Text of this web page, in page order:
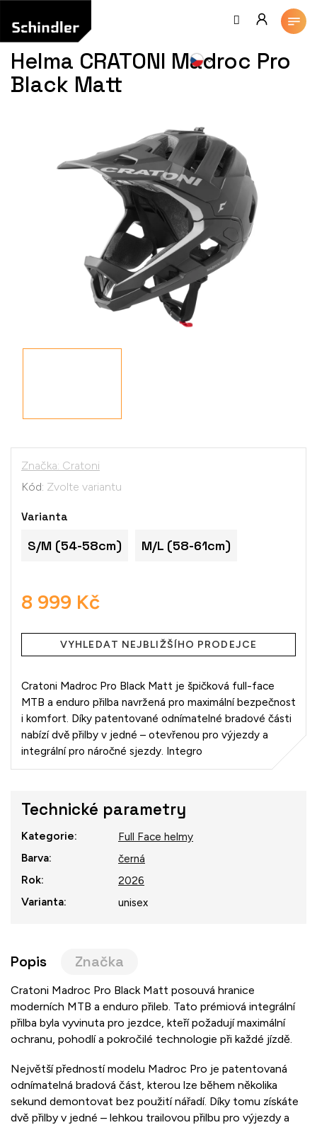
obsah
Helma CRATONI Madroc Pro
Black Matt
Značka: Cratoni
Kód: Zvolte variantu
8 999 Kč
cena:
VYHLEDAT NEJBLIŽŠÍHO PRODEJCE
Varianta
S/M (54-58cm) M/L (58-61cm)
Cratoni Madroc Pro Black Matt je špičková full-face
MTB a enduro přilba navržená pro maximální bezpečnost
i komfort. Díky patentované odnímatelné bradové části
nabízí dvě přilby v jedné – otevřenou pro výjezdy a
integrální pro náročné sjezdy. Integro
Technické parametry
Kategorie:
Full Face helmy
Barva:
černá
Rok:
2026
Varianta: unisex
Popis Značka
Cratoni Madroc Pro Black Matt posouvá hranice
moderních MTB a enduro přileb. Tato prémiová integrální
přilba byla vyvinuta pro jezdce, kteří požadují maximální
ochranu, pohodlí a pokročilé technologie při každé jízdě.
Největší předností modelu Madroc Pro je patentovaná
odnímatelná bradová část, kterou lze během několika
sekund demontovat bez použití nářadí. Díky tomu získáte
dvě přilby v jedné – lehkou trailovou přilbu pro výjezdy a